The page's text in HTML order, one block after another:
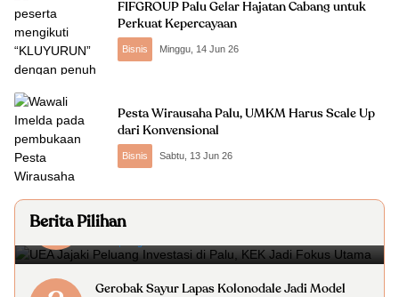
FIFGROUP Palu Gelar Hajatan Cabang untuk
Perkuat Kepercayaan
Bisnis Minggu, 14 Jun 26
Pesta Wirausaha Palu, UMKM Harus Scale Up
dari Konvensional
Bisnis Sabtu, 13 Jun 26
Berita Pilihan
1
Fokus Utama
Gerobak Sayur Lapas Kolonodale Jadi Model